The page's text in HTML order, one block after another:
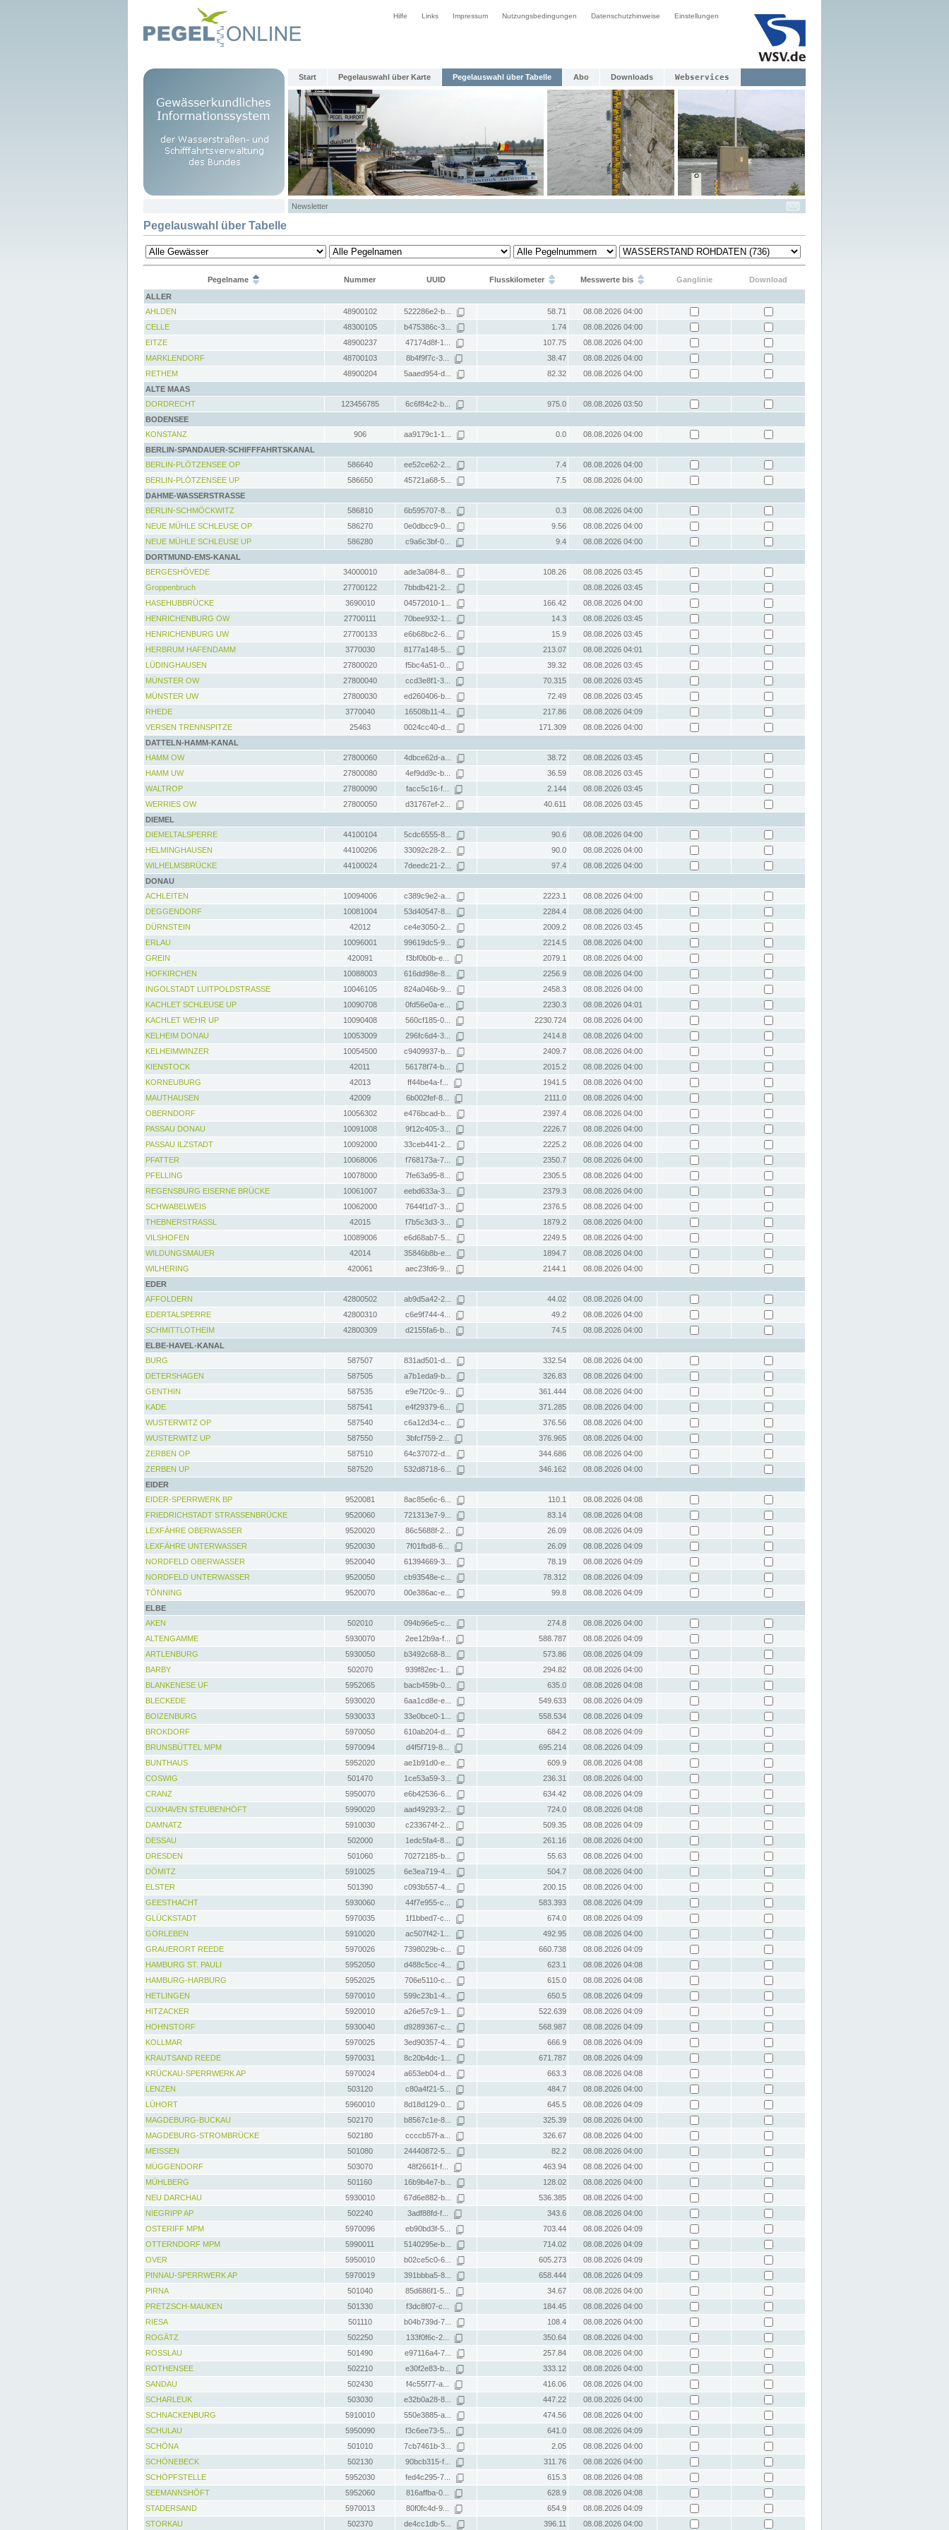
Hilfe Links Impressum Nutzungsbedingungen Datenschutzhinweise Einstellungen
Start Pegelauswahl über Karte Pegelauswahl über Tabelle Abo Downloads Webservices
Newsletter
Pegelauswahl über Tabelle
Pegelname Nummer UUID Flusskilometer Messwerte bis Ganglinie
Download
ALLER
AHLDEN
48900102 522286e2-b... 58.71
08.08.2026 04:00
CELLE
48300105 b475386c-3... 1.74
08.08.2026 04:00
EITZE
48900237 47174d8f-1... 107.75
08.08.2026 04:00
MARKLENDORF
48700103 8b4f9f7c-3... 38.47
08.08.2026 04:00
RETHEM
48900204 5aaed954-d... 82.32
08.08.2026 04:00
ALTE MAAS
DORDRECHT
123456785 6c6f84c2-b... 975.0
08.08.2026 03:50
BODENSEE
KONSTANZ
906 aa9179c1-1... 0.0
08.08.2026 04:00
BERLIN-SPANDAUER-SCHIFFFAHRTSKANAL
BERLIN-PLÖTZENSEE OP
586640 ee52ce62-2... 7.4
08.08.2026 04:00
BERLIN-PLÖTZENSEE UP
586650 45721a68-5... 7.5
08.08.2026 04:00
DAHME-WASSERSTRASSE
BERLIN-SCHMÖCKWITZ
586810 6b595707-8... 0.3
08.08.2026 04:00
NEUE MÜHLE SCHLEUSE OP
586270 0e0dbcc9-0... 9.56
08.08.2026 04:00
NEUE MÜHLE SCHLEUSE UP
586280 c9a6c3bf-0... 9.4
08.08.2026 04:00
DORTMUND-EMS-KANAL
BERGESHÖVEDE
34000010 ade3a084-8... 108.26
08.08.2026 03:45
Groppenbruch
27700122 7bbdb421-2...
08.08.2026 03:45
HASEHUBBRÜCKE
3690010 04572010-1... 166.42
08.08.2026 04:00
HENRICHENBURG OW
27700111 70bee932-1... 14.3
08.08.2026 03:45
HENRICHENBURG UW
27700133 e6b68bc2-6... 15.9
08.08.2026 03:45
HERBRUM HAFENDAMM
3770030 8177a148-5... 213.07
08.08.2026 04:01
LÜDINGHAUSEN
27800020 f5bc4a51-0... 39.32
08.08.2026 03:45
MÜNSTER OW
27800040 ccd3e8f1-3... 70.315
08.08.2026 03:45
MÜNSTER UW
27800030 ed260406-b... 72.49
08.08.2026 03:45
RHEDE
3770040 16508b11-4... 217.86
08.08.2026 04:09
VERSEN TRENNSPITZE
25463 0024cc40-d... 171.309
08.08.2026 04:00
DATTELN-HAMM-KANAL
HAMM OW
27800060 4dbce62d-a... 38.72
08.08.2026 03:45
HAMM UW
27800080 4ef9dd9c-b... 36.59
08.08.2026 03:45
WALTROP
27800090 facc5c16-f... 2.144
08.08.2026 03:45
WERRIES OW
27800050 d31767ef-2... 40.611
08.08.2026 03:45
DIEMEL
DIEMELTALSPERRE
44100104 5cdc6555-8... 90.6
08.08.2026 04:00
HELMINGHAUSEN
44100206 33092c28-2... 90.0
08.08.2026 04:00
WILHELMSBRÜCKE
44100024 7deedc21-2... 97.4
08.08.2026 04:00
DONAU
ACHLEITEN
10094006 c389c9e2-a... 2223.1
08.08.2026 04:00
DEGGENDORF
10081004 53d40547-8... 2284.4
08.08.2026 04:00
DÜRNSTEIN
42012 ce4e3050-2... 2009.2
08.08.2026 03:45
ERLAU
10096001 99619dc5-9... 2214.5
08.08.2026 04:00
GREIN
420091 f3bf0b0b-e... 2079.1
08.08.2026 04:00
HOFKIRCHEN
10088003 616dd98e-8... 2256.9
08.08.2026 04:00
INGOLSTADT LUITPOLDSTRASSE
10046105 824a046b-9... 2458.3
08.08.2026 04:00
KACHLET SCHLEUSE UP
10090708 0fd56e0a-e... 2230.3
08.08.2026 04:01
KACHLET WEHR UP
10090408 560cf185-0... 2230.724
08.08.2026 04:00
KELHEIM DONAU
10053009 296fc6d4-3... 2414.8
08.08.2026 04:00
KELHEIMWINZER
10054500 c9409937-b... 2409.7
08.08.2026 04:00
KIENSTOCK
42011 56178f74-b... 2015.2
08.08.2026 04:00
KORNEUBURG
42013 ff44be4a-f... 1941.5
08.08.2026 04:00
MAUTHAUSEN
42009 6b002fef-8... 2111.0
08.08.2026 04:00
OBERNDORF
10056302 e476bcad-b... 2397.4
08.08.2026 04:00
PASSAU DONAU
10091008 9f12c405-3... 2226.7
08.08.2026 04:00
PASSAU ILZSTADT
10092000 33ceb441-2... 2225.2
08.08.2026 04:00
PFATTER
10068006 f768173a-7... 2350.7
08.08.2026 04:00
PFELLING
10078000 7fe63a95-8... 2305.5
08.08.2026 04:00
REGENSBURG EISERNE BRÜCKE
10061007 eebd633a-3... 2379.3
08.08.2026 04:00
SCHWABELWEIS
10062000 7644f1d7-3... 2376.5
08.08.2026 04:00
THEBNERSTRASSL
42015 f7b5c3d3-3... 1879.2
08.08.2026 04:00
VILSHOFEN
10089006 e6d68ab7-5... 2249.5
08.08.2026 04:00
WILDUNGSMAUER
42014 35846b8b-e... 1894.7
08.08.2026 04:00
WILHERING
420061 aec23fd6-9... 2144.1
08.08.2026 04:00
EDER
AFFOLDERN
42800502 ab9d5a42-2... 44.02
08.08.2026 04:00
EDERTALSPERRE
42800310 c6e9f744-4... 49.2
08.08.2026 04:00
SCHMITTLOTHEIM
42800309 d2155fa6-b... 74.5
08.08.2026 04:00
ELBE-HAVEL-KANAL
BURG
587507 831ad501-d... 332.54
08.08.2026 04:00
DETERSHAGEN
587505 a7b1eda9-b... 326.83
08.08.2026 04:00
GENTHIN
587535 e9e7f20c-9... 361.444
08.08.2026 04:00
KADE
587541 e4f29379-6... 371.285
08.08.2026 04:00
WUSTERWITZ OP
587540 c6a12d34-c... 376.56
08.08.2026 04:00
WUSTERWITZ UP
587550 3bfcf759-2... 376.965
08.08.2026 04:00
ZERBEN OP
587510 64c37072-d... 344.686
08.08.2026 04:00
ZERBEN UP
587520 532d8718-6... 346.162
08.08.2026 04:00
EIDER
EIDER-SPERRWERK BP
9520081 8ac85e6c-6... 110.1
08.08.2026 04:08
FRIEDRICHSTADT STRASSENBRÜCKE
9520060 721313e7-9... 83.14
08.08.2026 04:08
LEXFÄHRE OBERWASSER
9520020 86c5688f-2... 26.09
08.08.2026 04:09
LEXFÄHRE UNTERWASSER
9520030 7f01fbd8-6... 26.09
08.08.2026 04:09
NORDFELD OBERWASSER
9520040 61394669-3... 78.19
08.08.2026 04:09
NORDFELD UNTERWASSER
9520050 cb93548e-c... 78.312
08.08.2026 04:09
TÖNNING
9520070 00e386ac-e... 99.8
08.08.2026 04:09
ELBE
AKEN
502010 094b96e5-c... 274.8
08.08.2026 04:00
ALTENGAMME
5930070 2ee12b9a-f... 588.787
08.08.2026 04:09
ARTLENBURG
5930050 b3492c68-8... 573.86
08.08.2026 04:09
BARBY
502070 939f82ec-1... 294.82
08.08.2026 04:00
BLANKENESE UF
5952065 bacb459b-0... 635.0
08.08.2026 04:08
BLECKEDE
5930020 6aa1cd8e-e... 549.633
08.08.2026 04:09
BOIZENBURG
5930033 33e0bce0-1... 558.534
08.08.2026 04:09
BROKDORF
5970050 610ab204-d... 684.2
08.08.2026 04:09
BRUNSBÜTTEL MPM
5970094 d4f5f719-8... 695.214
08.08.2026 04:09
BUNTHAUS
5952020 ae1b91d0-e... 609.9
08.08.2026 04:08
COSWIG
501470 1ce53a59-3... 236.31
08.08.2026 04:00
CRANZ
5950070 e6b42536-6... 634.42
08.08.2026 04:09
CUXHAVEN STEUBENHÖFT
5990020 aad49293-2... 724.0
08.08.2026 04:08
DAMNATZ
5910030 c233674f-2... 509.35
08.08.2026 04:09
DESSAU
502000 1edc5fa4-8... 261.16
08.08.2026 04:00
DRESDEN
501060 70272185-b... 55.63
08.08.2026 04:00
DÖMITZ
5910025 6e3ea719-4... 504.7
08.08.2026 04:00
ELSTER
501390 c093b557-4... 200.15
08.08.2026 04:00
GEESTHACHT
5930060 44f7e955-c... 583.393
08.08.2026 04:09
GLÜCKSTADT
5970035 1f1bbed7-c... 674.0
08.08.2026 04:09
GORLEBEN
5910020 ac507f42-1... 492.95
08.08.2026 04:00
GRAUERORT REEDE
5970026 7398029b-c... 660.738
08.08.2026 04:09
HAMBURG ST. PAULI
5952050 d488c5cc-4... 623.1
08.08.2026 04:08
HAMBURG-HARBURG
5952025 706e5110-c... 615.0
08.08.2026 04:08
HETLINGEN
5970010 599c23b1-4... 650.5
08.08.2026 04:09
HITZACKER
5920010 a26e57c9-1... 522.639
08.08.2026 04:09
HOHNSTORF
5930040 d9289367-c... 568.987
08.08.2026 04:09
KOLLMAR
5970025 3ed90357-4... 666.9
08.08.2026 04:09
KRAUTSAND REEDE
5970031 8c20b4dc-1... 671.787
08.08.2026 04:09
KRÜCKAU-SPERRWERK AP
5970024 a653eb04-d... 663.3
08.08.2026 04:08
LENZEN
503120 c80a4f21-5... 484.7
08.08.2026 04:00
LÜHORT
5960010 8d18d129-0... 645.5
08.08.2026 04:09
MAGDEBURG-BUCKAU
502170 b8567c1e-8... 325.39
08.08.2026 04:00
MAGDEBURG-STROMBRÜCKE
502180 ccccb57f-a... 326.67
08.08.2026 04:00
MEISSEN
501080 24440872-5... 82.2
08.08.2026 04:00
MÜGGENDORF
503070 48f2661f-f... 463.94
08.08.2026 04:00
MÜHLBERG
501160 16b9b4e7-b... 128.02
08.08.2026 04:00
NEU DARCHAU
5930010 67d6e882-b... 536.385
08.08.2026 04:00
NIEGRIPP AP
502240 3adf88fd-f... 343.6
08.08.2026 04:00
OSTERIFF MPM
5970096 eb90bd3f-5... 703.44
08.08.2026 04:09
OTTERNDORF MPM
5990011 5140295e-b... 714.02
08.08.2026 04:09
OVER
5950010 b02ce5c0-6... 605.273
08.08.2026 04:09
PINNAU-SPERRWERK AP
5970019 391bbba5-8... 658.444
08.08.2026 04:09
PIRNA
501040 85d686f1-5... 34.67
08.08.2026 04:00
PRETZSCH-MAUKEN
501330 f3dc8f07-c... 184.45
08.08.2026 04:00
RIESA
501110 b04b739d-7... 108.4
08.08.2026 04:00
ROGÄTZ
502250 133f0f6c-2... 350.64
08.08.2026 04:00
ROSSLAU
501490 e97116a4-7... 257.84
08.08.2026 04:00
ROTHENSEE
502210 e30f2e83-b... 333.12
08.08.2026 04:00
SANDAU
502430 f4c55f77-a... 416.06
08.08.2026 04:00
SCHARLEUK
503030 e32b0a28-8... 447.22
08.08.2026 04:00
SCHNACKENBURG
5910010 550e3885-a... 474.56
08.08.2026 04:00
SCHULAU
5950090 f3c6ee73-5... 641.0
08.08.2026 04:09
SCHÖNA
501010 7cb7461b-3... 2.05
08.08.2026 04:00
SCHÖNEBECK
502130 90bcb315-f... 311.76
08.08.2026 04:00
SCHÖPFSTELLE
5952030 fed4c295-7... 615.3
08.08.2026 04:08
SEEMANNSHÖFT
5952060 816affba-0... 628.9
08.08.2026 04:08
STADERSAND
5970013 80f0fc4d-9... 654.9
08.08.2026 04:09
STORKAU
502370 de4cc1db-5... 396.11 08.08.2026 04:00